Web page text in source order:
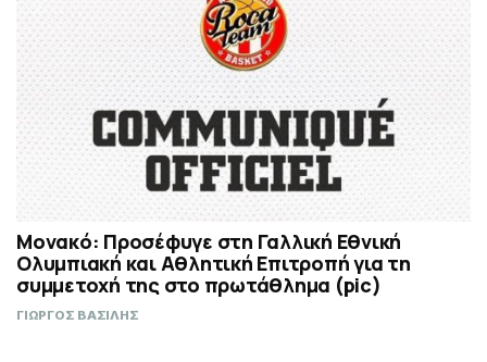
Μονακό: Προσέφυγε στη Γαλλική Εθνική
Ολυμπιακή και Αθλητική Επιτροπή για τη
συμμετοχή της στο πρωτάθλημα (pic)
ΓΙΩΡΓΟΣ ΒΑΣΙΛΗΣ